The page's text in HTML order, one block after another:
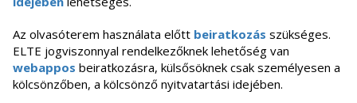
Az olvasóterem használata előtt beiratkozás szükséges.
ELTE jogviszonnyal rendelkezőknek lehetőség van
webappos beiratkozásra, külsősöknek csak személyesen a
kölcsönzőben, a kölcsönző nyitvatartási idejében.